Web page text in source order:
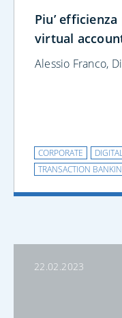
Piu’
virtual
Alessio Franco,
CORPORATE
TRANSACTION
22.02.2023